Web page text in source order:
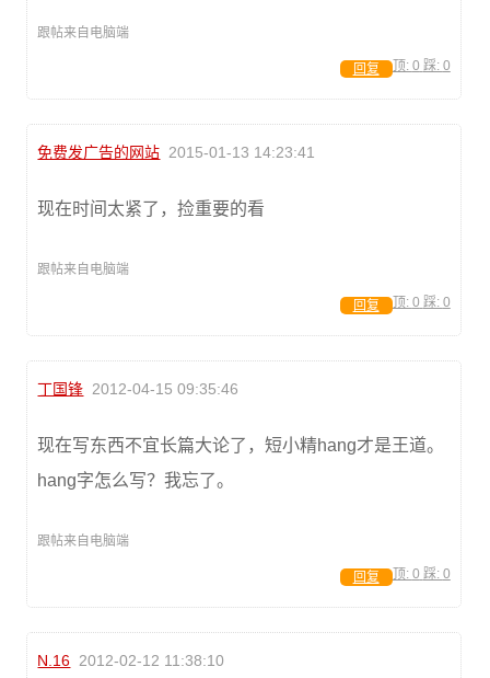
跟帖来自电脑端
顶: 0 踩: 0
回复
免费发广告的网站 2015-01-13 14:23:41
现在时间太紧了，捡重要的看
跟帖来自电脑端
顶: 0 踩: 0
回复
丁国锋 2012-04-15 09:35:46
现在写东西不宜长篇大论了，短小精hang才是王道。
hang字怎么写？我忘了。
跟帖来自电脑端
顶: 0 踩: 0
回复
N.16 2012-02-12 11:38:10